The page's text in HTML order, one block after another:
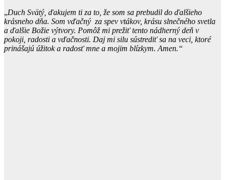
„Duch Svätý, ďakujem ti za to, že som sa prebudil do ďalšieho
krásneho dňa. Som vďačný za spev vtákov, krásu slnečného svetla
a ďalšie Božie výtvory. Pomôž mi prežiť tento nádherný deň v
pokoji, radosti a vďačnosti. Daj mi silu sústrediť sa na veci, ktoré
prinášajú úžitok a radosť mne a mojim blízkym. Amen.“